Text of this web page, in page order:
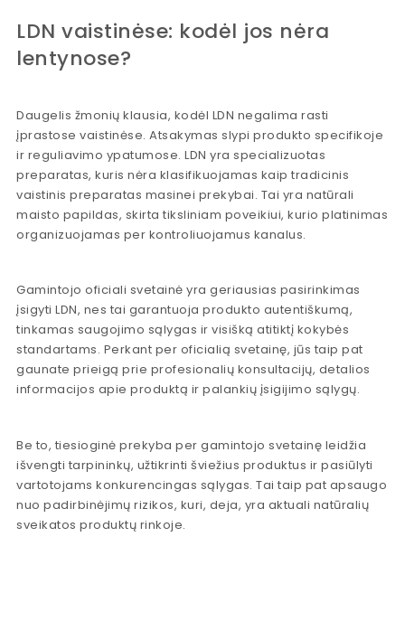
LDN vaistinėse: kodėl jos nėra
lentynose?
Daugelis žmonių klausia, kodėl LDN negalima rasti
įprastose vaistinėse. Atsakymas slypi produkto specifikoje
ir reguliavimo ypatumose. LDN yra specializuotas
preparatas, kuris nėra klasifikuojamas kaip tradicinis
vaistinis preparatas masinei prekybai. Tai yra natūrali
maisto papildas, skirta tiksliniam poveikiui, kurio platinimas
organizuojamas per kontroliuojamus kanalus.
Gamintojo oficiali svetainė yra geriausias pasirinkimas
įsigyti LDN, nes tai garantuoja produkto autentiškumą,
tinkamas saugojimo sąlygas ir visišką atitiktį kokybės
standartams. Perkant per oficialią svetainę, jūs taip pat
gaunate prieigą prie profesionalių konsultacijų, detalios
informacijos apie produktą ir palankių įsigijimo sąlygų.
Be to, tiesioginė prekyba per gamintojo svetainę leidžia
išvengti tarpininkų, užtikrinti šviežius produktus ir pasiūlyti
vartotojams konkurencingas sąlygas. Tai taip pat apsaugo
nuo padirbinėjimų rizikos, kuri, deja, yra aktuali natūralių
sveikatos produktų rinkoje.